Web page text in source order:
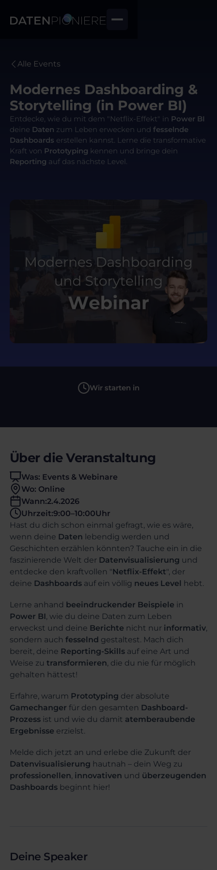
Alle Events
Modernes Dashboarding &
Storytelling (in Power BI)
Entdecke, wie du mit dem "Netflix-Effekt" in Power BI
deine Daten zum Leben erwecken und fesselnde
Dashboards erstellen kannst. Lerne die transformative
Kraft von Prototyping kennen und bringe dein
Reporting auf das nächste Level.
Wir starten in
Über die Veranstaltung
Was: Events & Webinare
Wo: Online
Wann:2.4.2026
Uhrzeit:9:00–10:00Uhr
Hast du dich schon einmal gefragt, wie es wäre,
wenn deine Daten lebendig werden und
Geschichten erzählen könnten? Tauche ein in die
faszinierende Welt der Datenvisualisierung und
entdecke den kraftvollen "Netflix-Effekt", der
deine Dashboards auf ein völlig neues Level hebt.
Lerne anhand beeindruckender Beispiele in
Power BI, wie du deine Daten zum Leben
erweckst und deine Berichte nicht nur informativ,
sondern auch fesselnd gestaltest. Mach dich
bereit, deine Reporting-Skills auf eine Art und
Weise zu transformieren, die du nie für möglich
gehalten hättest!
Erfahre, warum Prototyping der absolute
Gamechanger für den gesamten Dashboard-
Prozess ist und wie du damit atemberaubende
Ergebnisse erzielst.
Melde dich jetzt an und erlebe die Zukunft der
Datenvisualisierung hautnah – dein Weg zu
professionellen, innovativen und überzeugenden
Dashboards beginnt hier!
Deine Speaker